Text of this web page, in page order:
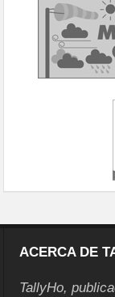
ACERCA DE
TallyHo,